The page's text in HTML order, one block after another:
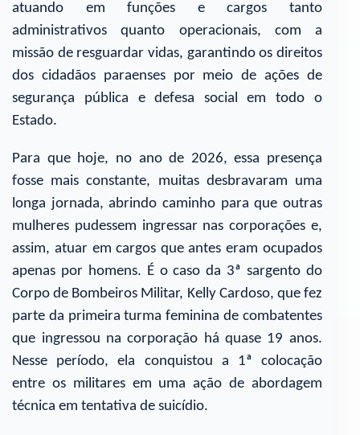
atuando em funções e cargos tanto
administrativos quanto operacionais, com a
missão de resguardar vidas, garantindo os direitos
dos cidadãos paraenses por meio de ações de
segurança pública e defesa social em todo o
Estado.
Para que hoje, no ano de 2026, essa presença
fosse mais constante, muitas desbravaram uma
longa jornada, abrindo caminho para que outras
mulheres pudessem ingressar nas corporações e,
assim, atuar em cargos que antes eram ocupados
apenas por homens. É o caso da 3ª sargento do
Corpo de Bombeiros Militar, Kelly Cardoso, que fez
parte da primeira turma feminina de combatentes
que ingressou na corporação há quase 19 anos.
Nesse período, ela conquistou a 1ª colocação
entre os militares em uma ação de abordagem
técnica em tentativa de suicídio.